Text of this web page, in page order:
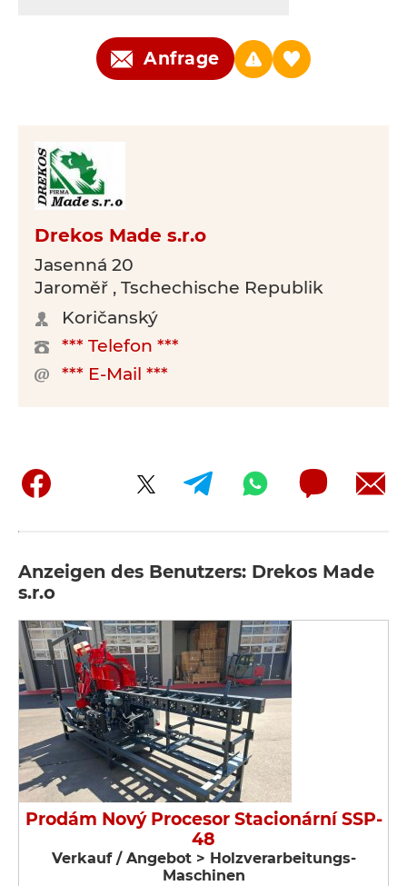
Anfrage
Drekos Made s.r.o
Jasenná 20
Jaroměř , Tschechische Republik
Koričanský
*** Telefon ***
*** E-Mail ***
Anzeigen des Benutzers: Drekos Made
s.r.o
Prodám Nový Procesor Stacionární SSP-
48
Verkauf / Angebot > Holzverarbeitungs-
Maschinen